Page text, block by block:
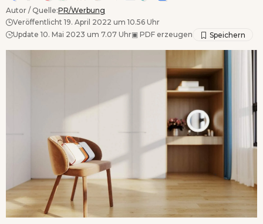
Autor / Quelle:PR/Werbung
Veröffentlicht 19. April 2022 um 10.56 Uhr
Update 10. Mai 2023 um 7.07 Uhr▣ PDF erzeugen